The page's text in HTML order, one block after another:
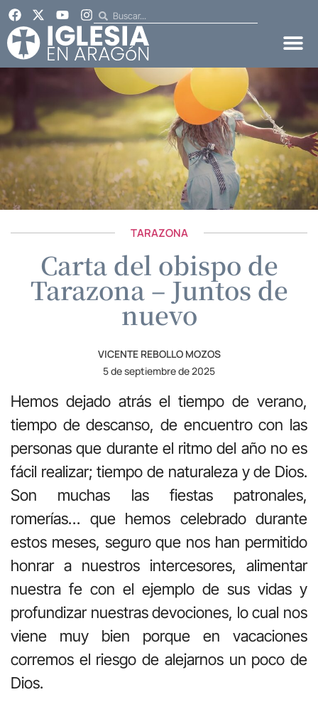
TARAZONA
Carta del obispo de
Tarazona – Juntos de
nuevo
VICENTE REBOLLO MOZOS
5 de septiembre de 2025
Hemos dejado atrás el tiempo de verano,
tiempo de descanso, de encuentro con las
personas que durante el ritmo del año no es
fácil realizar; tiempo de naturaleza y de Dios.
Son muchas las fiestas patronales,
romerías… que hemos celebrado durante
estos meses, seguro que nos han permitido
honrar a nuestros intercesores, alimentar
nuestra fe con el ejemplo de sus vidas y
profundizar nuestras devociones, lo cual nos
viene muy bien porque en vacaciones
corremos el riesgo de alejarnos un poco de
Dios.